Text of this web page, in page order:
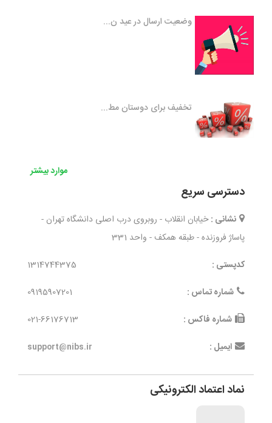
وضعیت ارسال در عید ن...
تخفیف برای دوستان مط...
موارد بیشتر
دسترسی سریع
نشانی : خیابان انقلاب - روبروی درب اصلی دانشگاه تهران -
پاساژ فروزنده - طبقه همکف - واحد 331
کدپستی :
1314744375
شماره تماس :
09195907201
شماره فاکس :
021-66176713
ایمیل :
support@nibs.ir
نماد اعتماد الکترونیکی